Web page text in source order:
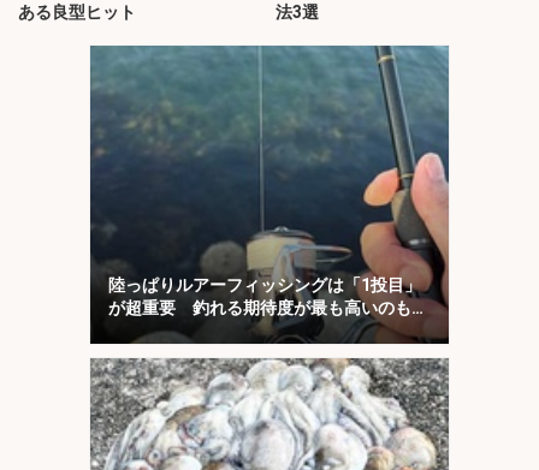
ある良型ヒット
法3選
陸っぱりルアーフィッシングは「1投目」
が超重要 釣れる期待度が最も高いのも
「1投目」！